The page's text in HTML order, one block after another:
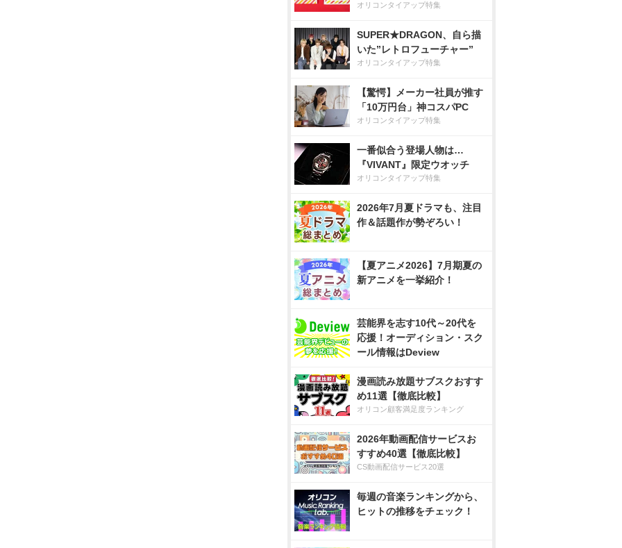
オリコンタイアップ特集
SUPER★DRAGON、自ら描
いた”レトロフューチャー”
オリコンタイアップ特集
【驚愕】メーカー社員が推す
「10万円台」神コスパPC
オリコンタイアップ特集
一番似合う登場人物は…
『VIVANT』限定ウオッチ
オリコンタイアップ特集
2026年7月夏ドラマも、注目
作＆話題作が勢ぞろい！
【夏アニメ2026】7月期夏の
新アニメを一挙紹介！
芸能界を志す10代～20代を
応援！オーディション・スク
ール情報はDeview
漫画読み放題サブスクおすす
め11選【徹底比較】
オリコン顧客満足度ランキング
2026年動画配信サービスお
すすめ40選【徹底比較】
CS動画配信サービス20選
毎週の音楽ランキングから、
ヒットの推移をチェック！